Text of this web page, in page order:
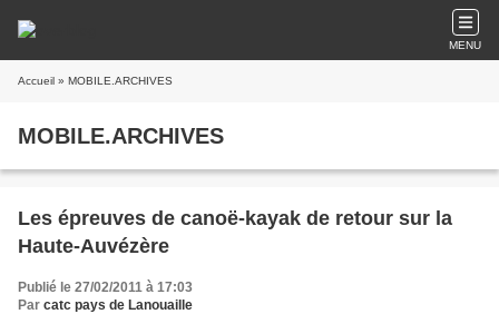
MENU
Accueil » MOBILE.ARCHIVES
MOBILE.ARCHIVES
Les épreuves de canoë-kayak de retour sur la
Haute-Auvézère
Publié le 27/02/2011 à 17:03
Par catc pays de Lanouaille